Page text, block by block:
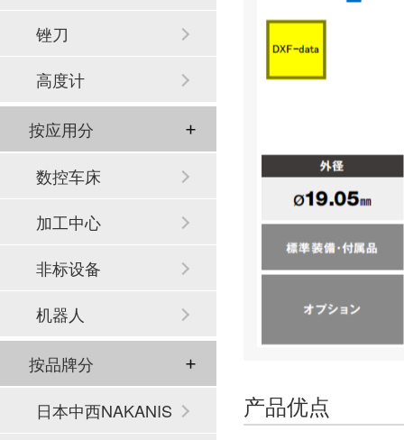
产品优点
锉刀
高度计
按应用分
数控车床
加工中心
非标设备
机器人
按品牌分
日本中西NAKANIS